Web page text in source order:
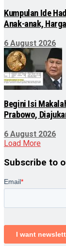
Kumpulan Ide
Anak-anak,
6 August 2026
Begini Isi
Prabowo,
6 August 2026
Load More
Subscribe to